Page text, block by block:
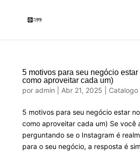
5 motivos para seu negócio
como aproveitar cada um)
por admin Abr 21, 2025 Catalogo
5 motivos para seu negócio estar
como aproveitar cada um) Se você
perguntando se o Instagram é
para o seu negócio, a resposta é